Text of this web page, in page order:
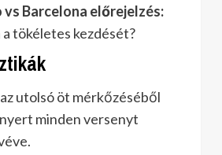
vs Barcelona előrejelzés:
tökéletes kezdését?
utolsó öt mérkőzéséből
minden versenyt